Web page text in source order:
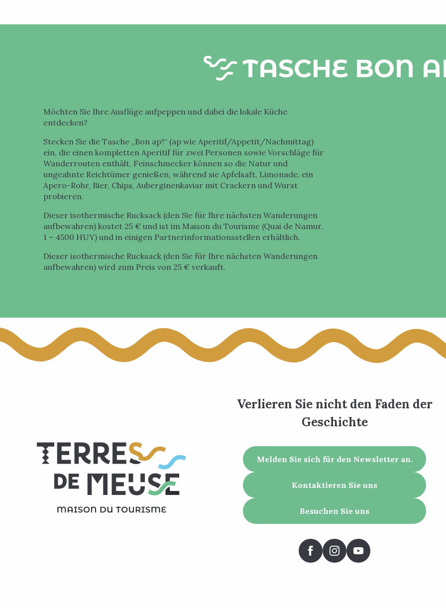
TASCHE BON
Möchten Sie Ihre Ausflüge aufpeppen und dabei die lokale Küche
entdecken?
Stecken Sie die Tasche „Bon ap‘!“ (ap wie Aperitif/Appetit/Nachmittag)
ein, die einen kompletten Aperitif für zwei Personen sowie Vorschläge für
Wanderrouten enthält. Feinschmecker können so die Natur und
ungeahnte Reichtümer genießen, während sie Apfelsaft, Limonade, ein
Apero-Rohr, Bier, Chips, Auberginenkaviar mit Crackern und Wurst
probieren.
Dieser isothermische Rucksack (den Sie für Ihre nächsten Wanderungen
aufbewahren) kostet 25 € und ist im Maison du Tourisme (Quai de Namur,
1 – 4500 HUY) und in einigen Partnerinformationsstellen erhältlich.
Dieser isothermische Rucksack (den Sie für Ihre nächsten Wanderungen
aufbewahren) wird zum Preis von 25 € verkauft.
Verlieren Sie nicht den Faden der
Geschichte
Melden Sie sich für den Newsletter an.
Kontaktieren Sie uns
Besuchen Sie uns